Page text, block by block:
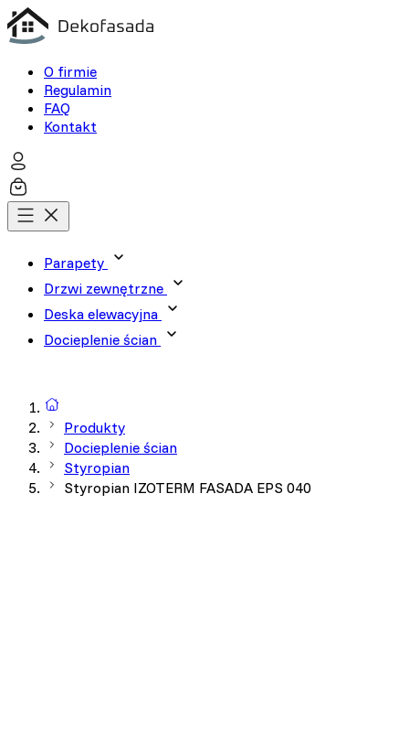
O firmie
Regulamin
FAQ
Kontakt
Parapety
Drzwi zewnętrzne
Deska elewacyjna
Docieplenie ścian
Produkty
Docieplenie ścian
Styropian
Styropian IZOTERM FASADA EPS 040